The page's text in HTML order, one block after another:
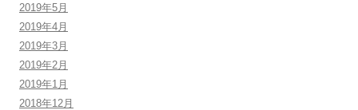
2019年5月
2019年4月
2019年3月
2019年2月
2019年1月
2018年12月